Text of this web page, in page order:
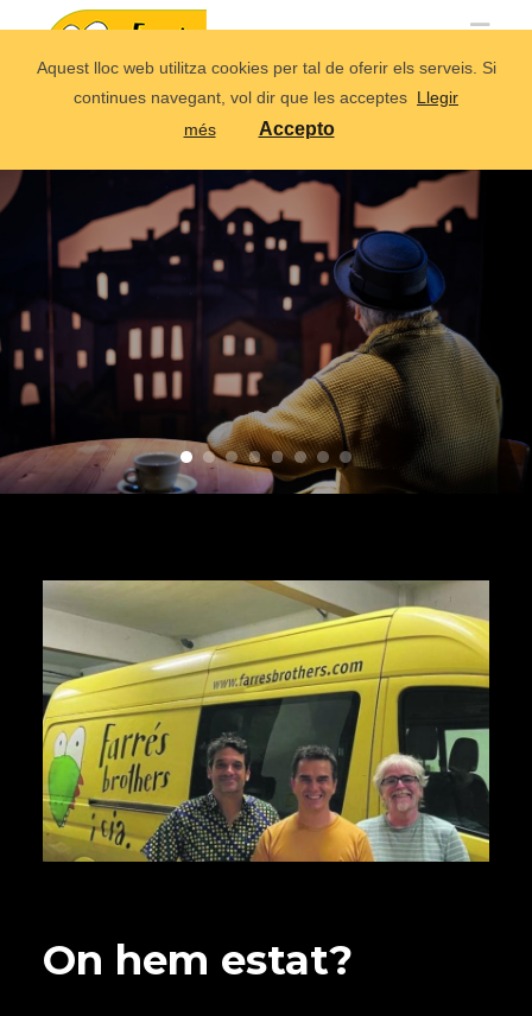
On hem estat?
Aquest lloc web utilitza cookies per tal de oferir els serveis. Si
continues navegant, vol dir que les acceptes Llegir
més
Accepto